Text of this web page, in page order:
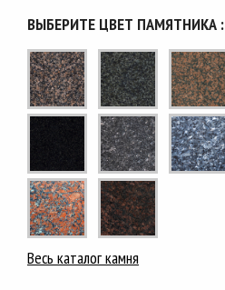
ВЫБЕРИТЕ ЦВЕТ ПАМЯТНИКА :
Весь каталог камня